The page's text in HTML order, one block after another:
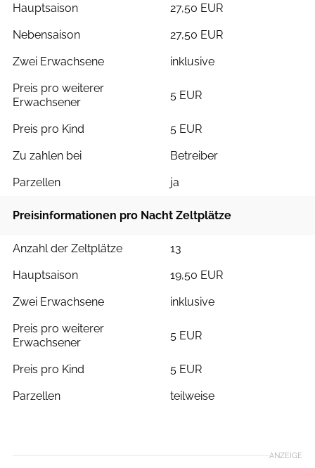
Hauptsaison
27,50 EUR
Nebensaison
27,50 EUR
Zwei Erwachsene
inklusive
Preis pro weiterer
Erwachsener
5 EUR
Preis pro Kind
5 EUR
Zu zahlen bei
Betreiber
Parzellen
ja
Preisinformationen pro Nacht Zeltplätze
Anzahl der Zeltplätze
13
Hauptsaison
19,50 EUR
Zwei Erwachsene
inklusive
Preis pro weiterer
Erwachsener
5 EUR
Preis pro Kind
5 EUR
Parzellen
teilweise
ANZEIGE